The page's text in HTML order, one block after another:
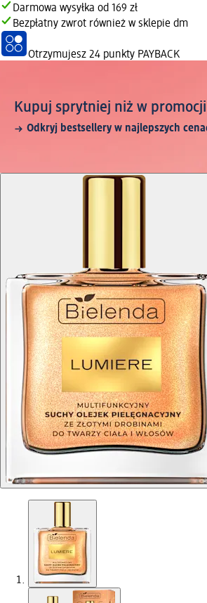
Darmowa wysyłka od 169 zł
Bezpłatny zwrot również w sklepie dm
Otrzymujesz 24 punkty PAYBACK
Kupuj sprytniej niż w promocji
Odkryj bestsellery w najlepszych